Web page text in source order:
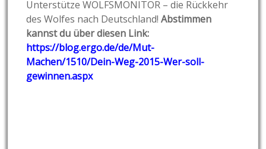
Unterstütze WOLFSMONITOR – die Rückkehr
des Wolfes nach Deutschland!Abstimmen
kannst du über diesen Link:
https://blog.ergo.de/de/Mut-
Machen/1510/Dein-Weg-2015-Wer-soll-
gewinnen.aspx